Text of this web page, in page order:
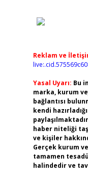
Reklam ve
Yasal Uyarı: Bu
marka, kurum
bağlantısı
kendi
haber niteliği
ve kişiler
Gerçek kurum
tamamen
halindedir ve